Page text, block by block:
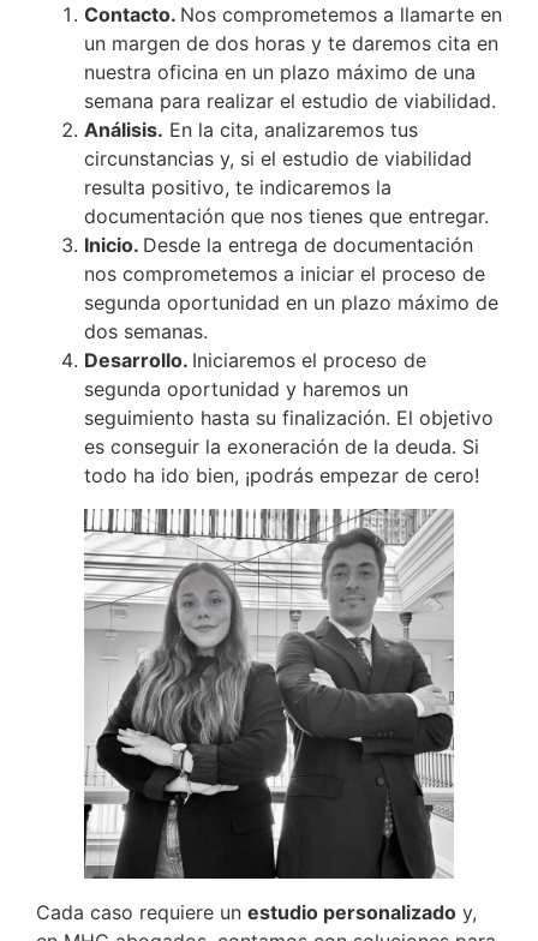
Contacto. Nos comprometemos a llamarte en
un margen de dos horas y te daremos cita en
nuestra oficina en un plazo máximo de una
semana para realizar el estudio de viabilidad.
Análisis. En la cita, analizaremos tus
circunstancias y, si el estudio de viabilidad
resulta positivo, te indicaremos la
documentación que nos tienes que entregar.
Inicio. Desde la entrega de documentación
nos comprometemos a iniciar el proceso de
segunda oportunidad en un plazo máximo de
dos semanas.
Desarrollo. Iniciaremos el proceso de
segunda oportunidad y haremos un
seguimiento hasta su finalización. El objetivo
es conseguir la exoneración de la deuda. Si
todo ha ido bien, ¡podrás empezar de cero!
Cada caso requiere un estudio personalizado y,